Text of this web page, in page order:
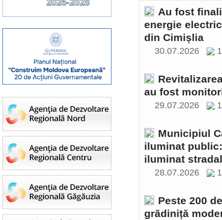
Au fost
energie
din Cimișlia
30.07.2026
au fost
29.07.2026
Municipiul
iluminat
iluminat
28.07.2026
Peste 200
grădiniță